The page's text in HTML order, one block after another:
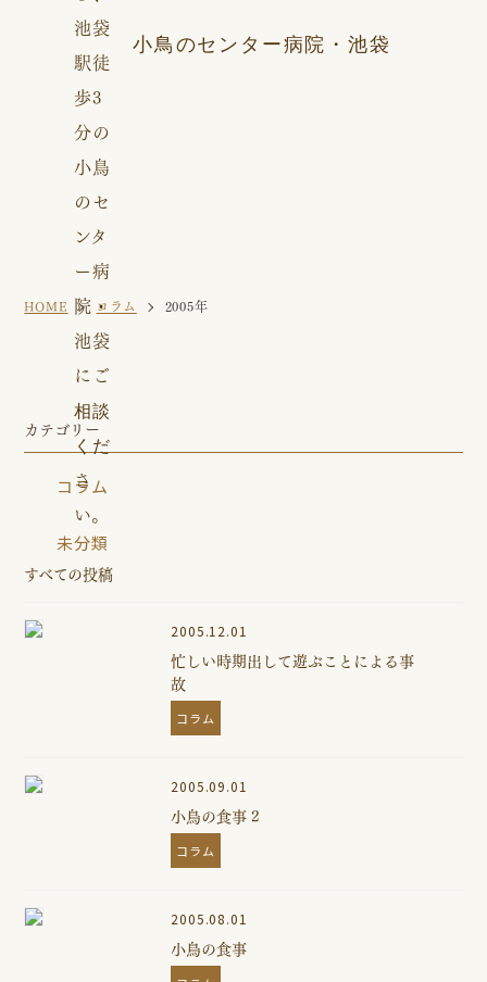
小鳥のセンター病院・池袋
HOME コラム 2005年
カテゴリー
コラム
未分類
すべての投稿
2005.12.01
忙しい時期出して遊ぶことによる事
故
コラム
2005.09.01
小鳥の食事 2
コラム
2005.08.01
小鳥の食事